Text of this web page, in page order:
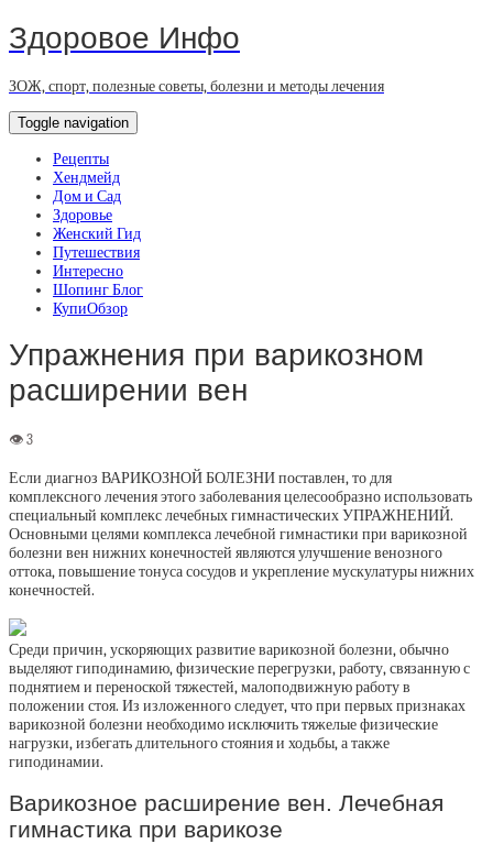
Здоровое Инфо
ЗОЖ, спорт, полезные советы, болезни и методы лечения
Toggle navigation
Рецепты
Хендмейд
Дом и Сад
Здоровье
Женский Гид
Путешествия
Интересно
Шопинг Блог
КупиОбзор
Упражнения при варикозном
расширении вен
Если диагноз ВАРИКОЗНОЙ БОЛЕЗНИ поставлен, то для
комплексного лечения этого заболевания целесообразно использовать
специальный комплекс лечебных гимнастических УПРАЖНЕНИЙ.
Основными целями комплекса лечебной гимнастики при варикозной
болезни вен нижних конечностей являются улучшение венозного
оттока, повышение тонуса сосудов и укрепление мускулатуры нижних
конечностей.
Среди причин, ускоряющих развитие варикозной болезни, обычно
выделяют гиподинамию, физические перегрузки, работу, связанную с
поднятием и переноской тяжестей, малоподвижную работу в
положении стоя. Из изложенного следует, что при первых признаках
варикозной болезни необходимо исключить тяжелые физические
нагрузки, избегать длительного стояния и ходьбы, а также
гиподинамии.
Варикозное расширение вен. Лечебная
гимнастика при варикозе